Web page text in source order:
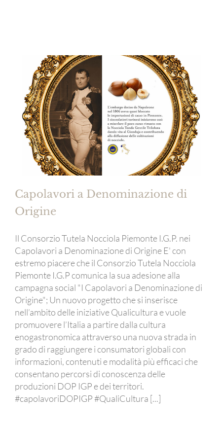
Capolavori a Denominazione di
Origine
Il Consorzio Tutela Nocciola Piemonte I.G.P. nei
Capolavori a Denominazione di Origine E' con
estremo piacere che il Consorzio Tutela Nocciola
Piemonte I.G.P comunica la sua adesione alla
campagna social "I Capolavori a Denominazione di
Origine"; Un nuovo progetto che si inserisce
nell’ambito delle iniziative Qualicultura e vuole
promuovere l’Italia a partire dalla cultura
enogastronomica attraverso una nuova strada in
grado di raggiungere i consumatori globali con
informazioni, contenuti e modalità più efficaci che
consentano percorsi di conoscenza delle
produzioni DOP IGP e dei territori.
#capolavoriDOPIGP #QualiCultura [...]